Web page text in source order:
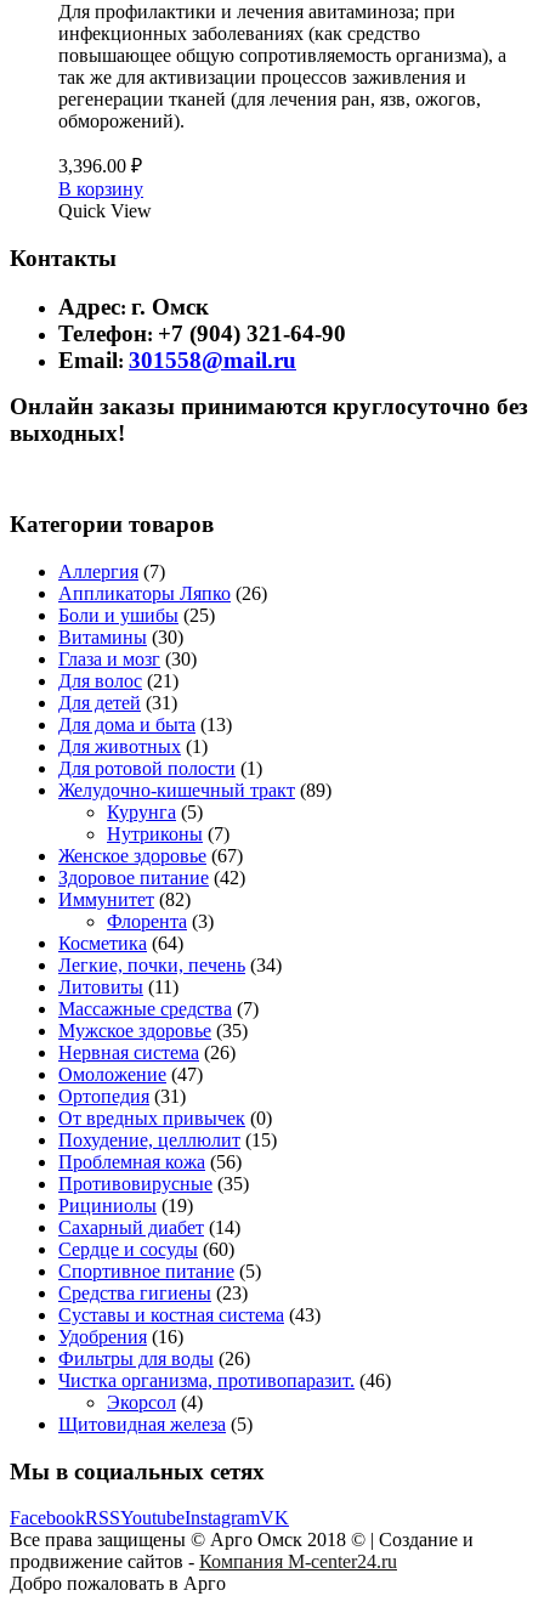
Для профилактики и лечения авитаминоза; при
инфекционных заболеваниях (как средство
повышающее общую сопротивляемость организма), а
так же для активизации процессов заживления и
регенерации тканей (для лечения ран, язв, ожогов,
обморожений).
3,396.00 ₽
В корзину
Quick View
Контакты
Адрес: г. Омск
Телефон: +7 (904) 321-64-90
Email: 301558@mail.ru
Онлайн заказы принимаются круглосуточно без
выходных!
Категории товаров
Аллергия (7)
Аппликаторы Ляпко (26)
Боли и ушибы (25)
Витамины (30)
Глаза и мозг (30)
Для волос (21)
Для детей (31)
Для дома и быта (13)
Для животных (1)
Для ротовой полости (1)
Желудочно-кишечный тракт (89)
Курунга (5)
Нутриконы (7)
Женское здоровье (67)
Здоровое питание (42)
Иммунитет (82)
Флорента (3)
Косметика (64)
Легкие, почки, печень (34)
Литовиты (11)
Массажные средства (7)
Мужское здоровье (35)
Нервная система (26)
Омоложение (47)
Ортопедия (31)
От вредных привычек (0)
Похудение, целлюлит (15)
Проблемная кожа (56)
Противовирусные (35)
Рициниолы (19)
Сахарный диабет (14)
Сердце и сосуды (60)
Спортивное питание (5)
Средства гигиены (23)
Суставы и костная система (43)
Удобрения (16)
Фильтры для воды (26)
Чистка организма, противопаразит. (46)
Экорсол (4)
Щитовидная железа (5)
Мы в социальных сетях
FacebookRSSYoutubeInstagramVK
Все права защищены © Арго Омск 2018 © | Создание и
продвижение сайтов - Компания M-center24.ru
Добро пожаловать в Арго